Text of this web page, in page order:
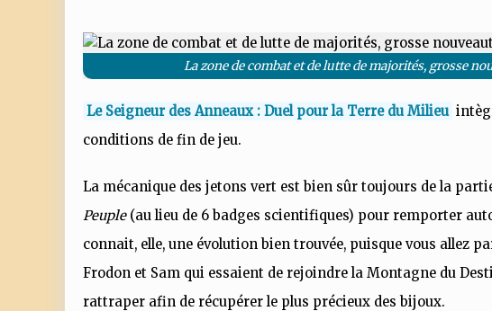
La zone de combat et de lutte de majorités, grosse
Le Seigneur des Anneaux : Duel pour la Terre du Milieu
conditions de fin de jeu.
La mécanique des jetons vert est bien sûr toujours de la
Peuple(au lieu de 6 badges scientifiques) pour remporter
connait, elle, une évolution bien trouvée, puisque vous allez
Frodon et Sam qui essaient de rejoindre la Montagne du
rattraper afin de récupérer le plus précieux des bijoux.